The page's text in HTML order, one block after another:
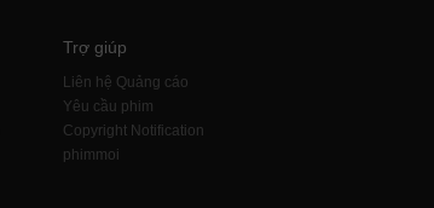
Trợ giúp
Liên hệ Quảng cáo
Yêu cầu phim
Copyright Notification
phimmoi